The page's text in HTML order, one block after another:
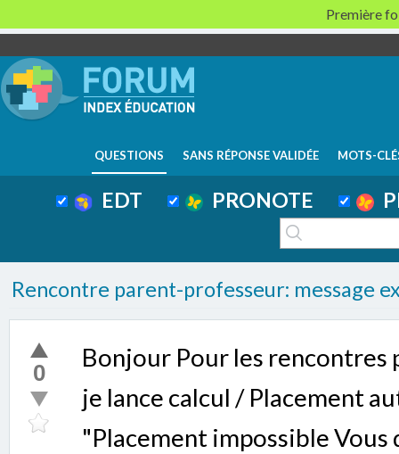
QUESTIONS SANS RÉPONSE VALIDÉE MOTS-
EDT PRONOTE
Rencontre parent-professeur: message
0
Bonjour Pour les rencontres
je lance calcul / Placement
"Placement impossible
Première